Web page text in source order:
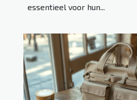
essentieel voor hun...